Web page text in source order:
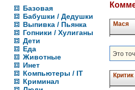
Базовая
Бабушки / Дедушки
Выпивка / Пьянка
Гопники / Хулиганы
Дети
Еда
Животные
Инет
Компьютеры / IT
Криминал
Мася
Это
Критик